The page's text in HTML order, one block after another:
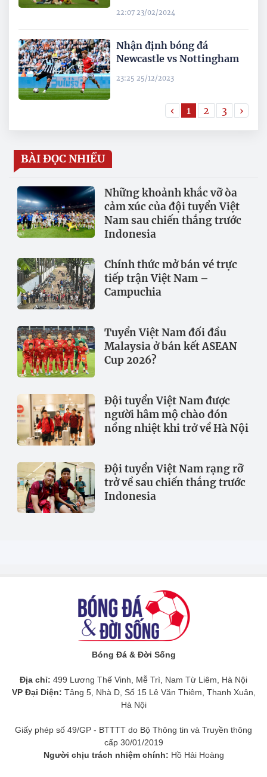
22:07 23/02/2024
Nhận định bóng đá
Newcastle vs Nottingham
23:25 25/12/2023
‹ 1 2 3 ›
BÀI ĐỌC NHIỀU
Những khoảnh khắc vỡ òa
cảm xúc của đội tuyển Việt
Nam sau chiến thắng trước
Indonesia
Chính thức mở bán vé trực
tiếp trận Việt Nam –
Campuchia
Tuyển Việt Nam đối đầu
Malaysia ở bán kết ASEAN
Cup 2026?
Đội tuyển Việt Nam được
người hâm mộ chào đón
nồng nhiệt khi trở về Hà Nội
Đội tuyển Việt Nam rạng rỡ
trở về sau chiến thắng trước
Indonesia
Bóng Đá & Đời Sống
Địa chỉ: 499 Lương Thế Vinh, Mễ Trì, Nam Từ Liêm, Hà Nội
VP Đại Diện: Tâng 5, Nhà D, Số 15 Lê Văn Thiêm, Thanh Xuân,
Hà Nội
Giấy phép số 49/GP - BTTTT do Bộ Thông tin và Truyền thông
cấp 30/01/2019
Người chịu trách nhiệm chính: Hồ Hải Hoàng